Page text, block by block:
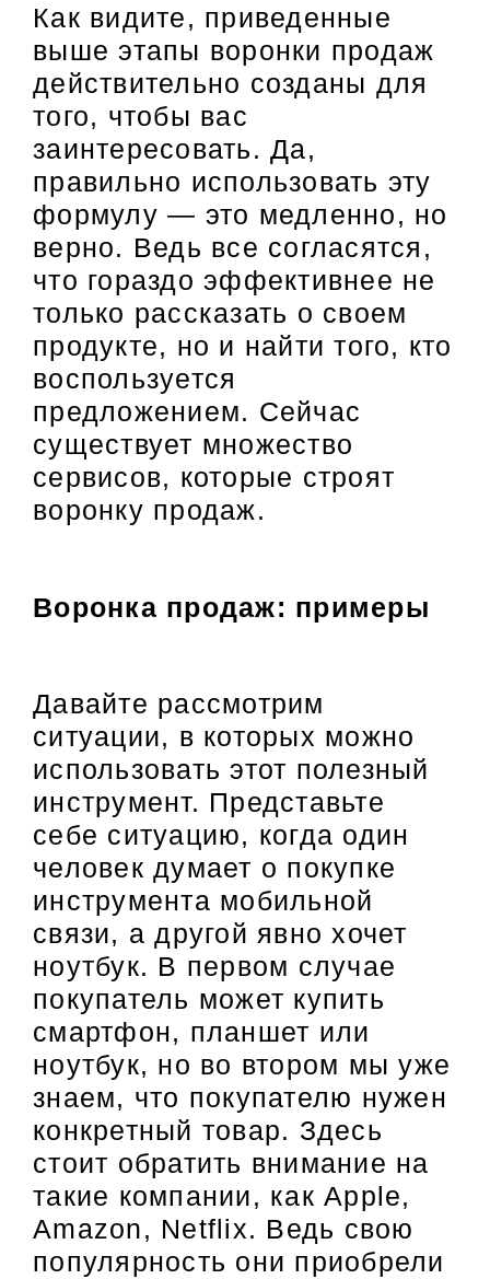
Как видите, приведенные
выше этапы воронки продаж
действительно созданы для
того, чтобы вас
заинтересовать. Да,
правильно использовать эту
формулу — это медленно, но
верно. Ведь все согласятся,
что гораздо эффективнее не
только рассказать о своем
продукте, но и найти того, кто
воспользуется
предложением. Сейчас
существует множество
сервисов, которые строят
воронку продаж.
Воронка продаж: примеры
Давайте рассмотрим
ситуации, в которых можно
использовать этот полезный
инструмент. Представьте
себе ситуацию, когда один
человек думает о покупке
инструмента мобильной
связи, а другой явно хочет
ноутбук. В первом случае
покупатель может купить
смартфон, планшет или
ноутбук, но во втором мы уже
знаем, что покупателю нужен
конкретный товар. Здесь
стоит обратить внимание на
такие компании, как Apple,
Amazon, Netflix. Ведь свою
популярность они приобрели